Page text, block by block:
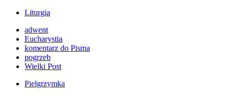
Liturgia
adwent
Eucharystia
komentarz do Pisma
pogrzeb
Wielki Post
Pielgrzymka